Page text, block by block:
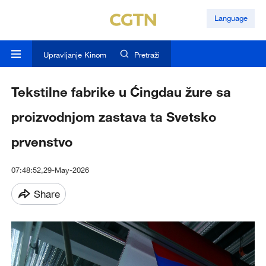
Language
Upravljanje Kinom Pretraži
Tekstilne fabrike u Ćingdau žure sa
proizvodnjom zastava ta Svetsko
prvenstvo
07:48:52,29-May-2026
Share